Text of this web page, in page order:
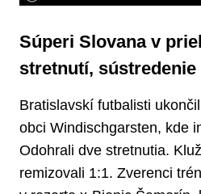
Súperi Slovana v
stretnutí, sústredenie
Bratislavskí futbalisti
obci Windischgarsten, kde
Odohrali dve stretnutia.
remizovali 1:1. Zverenci